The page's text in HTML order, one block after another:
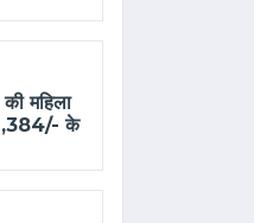
की महिला
के